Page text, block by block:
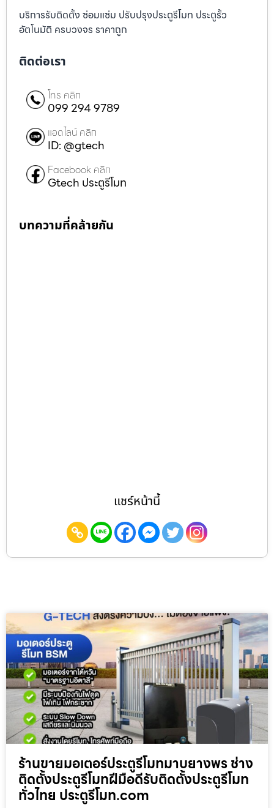
บริการรับติดตั้ง ซ่อมแซ่ม ปรับปรุงประตูรีโมท ประตูรั้ว
อัตโนมัติ ครบวงจร ราคาถูก
ติดต่อเรา
โทร คลิก
099 294 9789
แอดไลน์ คลิก
ID: @gtech
Facebook คลิก
Gtech ประตูรีโมท
บทความที่คล้ายกัน
แชร์หน้านี้
ร้านขายมอเตอร์ประตูรีโมทมาบยางพร ช่าง
ติดตั้งประตูรีโมทฝีมือดีรับติดตั้งประตูรีโมท
ทั่วไทย ประตูรีโมท.com